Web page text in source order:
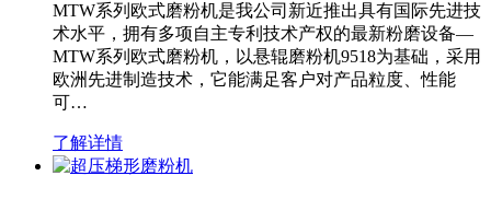
MTW系列欧式磨粉机是我公司新近推出具有国际先进技
术水平，拥有多项自主专利技术产权的最新粉磨设备—
MTW系列欧式磨粉机，以悬辊磨粉机9518为基础，采用
欧洲先进制造技术，它能满足客户对产品粒度、性能
可…
了解详情